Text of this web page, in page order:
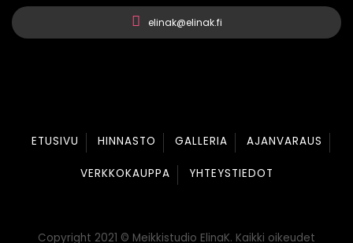
elinak@elinak.fi
ETUSIVU HINNASTO GALLERIA AJANVARAUS
VERKKOKAUPPA YHTEYSTIEDOT
Copyright 2021 © Meikkistudio ElinaK. Kaikki oikeudet